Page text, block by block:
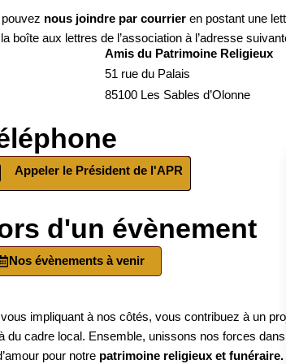
nous joindre par courrier en postant une
boîte aux lettres de l’association à l’adresse
Amis du Patrimoine Religieux
51 rue du Palais
85100 Les Sables d’Olonne
Appeler le Président de l'APR
d'un évènement
Nos évènements à venir
impliquant à nos côtés, vous contribuez à un
du cadre local. Ensemble, unissons nos forces dans
pour notre patrimoine religieux et funéraire.